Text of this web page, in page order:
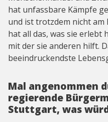
hat unfassbare Kämpfe
und ist trotzdem nicht
hat all das, was sie erlebt
mit der sie anderen hilft.
beeindruckendste
Mal angenommen
regierende
Stuttgart, was